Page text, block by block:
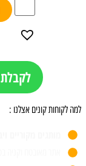
למה לקוחות קונים אצלנו :